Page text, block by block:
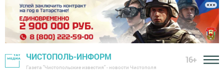
ЧИСТОПОЛЬ-ИНФОРМ
Газета "Чистопольские известия" - новости Чистополя
16+